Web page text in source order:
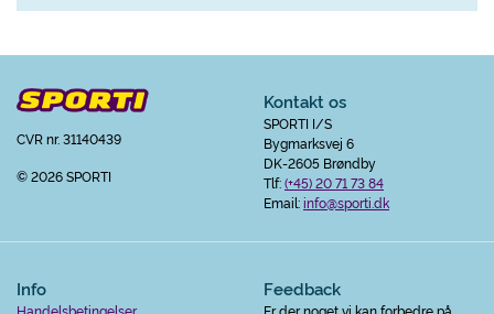
CVR nr. 31140439
© 2026 SPORTI
Kontakt os
SPORTI I/S
Bygmarksvej 6
DK-2605 Brøndby
Tlf:(+45) 20 71 73 84
Email:info@sporti.dk
Info
Handelsbetingelser
Feedback
Er der noget vi kan forbedre på